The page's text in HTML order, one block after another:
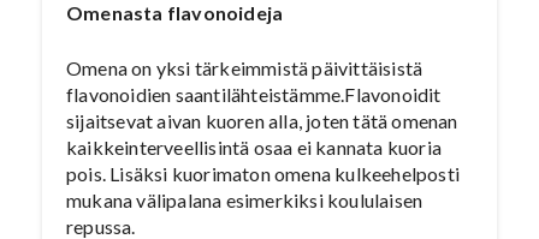
Omenasta flavonoideja
Omena on yksi tärkeimmistä päivittäisistä
flavonoidien saantilähteistämme.Flavonoidit
sijaitsevat aivan kuoren alla, joten tätä omenan
kaikkeinterveellisintä osaa ei kannata kuoria
pois. Lisäksi kuorimaton omena kulkeehelposti
mukana välipalana esimerkiksi koululaisen
repussa.